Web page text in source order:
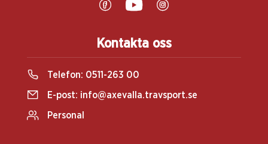
Kontakta oss
Telefon: 0511-263 00
E-post: info@axevalla.travsport.se
Personal